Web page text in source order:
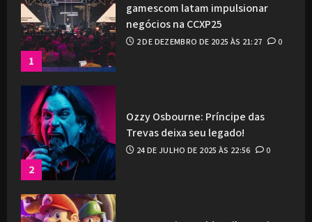
1
gamescom latam impulsionar
negócios na CCXP25
2 DE DEZEMBRO DE 2025 ÀS 21:27 0
2
Ozzy Osbourne: Príncipe das
Trevas deixa seu legado!
24 DE JULHO DE 2025 ÀS 22:56 0